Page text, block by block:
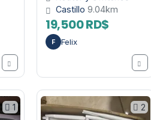
Castillo 9.04km
19,500 RD$
F Felix
1 2